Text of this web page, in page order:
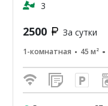
3
2500 За сутки
1-комнатная 45 м²